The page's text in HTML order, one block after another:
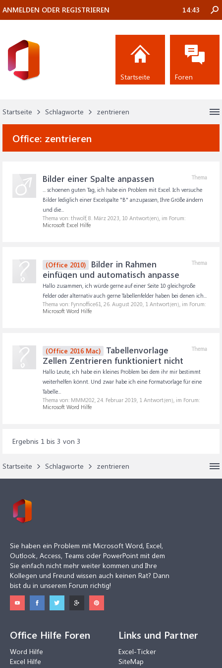
Startseite Schlagworte zentrieren
Office: zentrieren
Thema
Bilder einer Spalte anpassen
... schoenen guten Tag, ich habe ein Problem mit Excel. Ich versuche
Bilder lediglich einer Excelspalte "B" anzupassen, Ihre Größe ändern
und die...
Thema von: thwolf, 8. März 2023, 10 Antwort(en), im Forum:
Microsoft Excel Hilfe
Thema
(Office 2010)
Bilder in Rahmen
einfügen und automatisch anpasse
Hallo zusammen, ich würde gerne auf einer Seite 10 gleichgroße
Felder oder alternativ auch gerne Tabellenfelder haben bei denen ich...
Thema von: Fynnoffice61, 26. August 2020, 1 Antwort(en), im Forum:
Microsoft Word Hilfe
Thema
(Office 2016 Mac)
Tabellenvorlage
Zellen Zentrieren funktioniert nicht
Hallo Leute, ich habe ein kleines Problem bei dem ihr mir bestimmt
weiterhelfen könnt. Und zwar habe ich eine Formatvorlage für eine
Tabelle...
Thema von: MMM202, 24. Februar 2019, 1 Antwort(en), im Forum:
Microsoft Word Hilfe
Ergebnis 1 bis 3 von 3
Startseite Schlagworte zentrieren
ANMELDEN ODER REGISTRIEREN 14:43
Startseite Foren
Sie haben ein Problem mit Microsoft Word, Excel,
Outlook, Access, Teams oder PowerPoint mit dem
Sie einfach nicht mehr weiter kommen und Ihre
Kollegen und Freund wissen auch keinen Rat? Dann
bist du in unserem Forum richtig!
Office Hilfe Foren
Word Hilfe
Excel Hilfe
Links und Partner
Excel-Ticker
SiteMap